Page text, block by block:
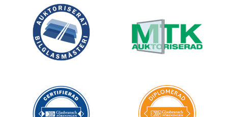
Structural Glazing
Gestaltning av glasfasad
Glasdörrar
Inglasade uterum
Markiser och persienner